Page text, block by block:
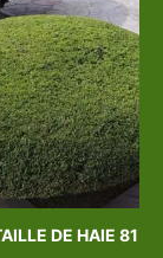
DE HAIE 81